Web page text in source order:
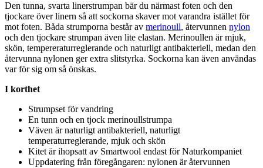
Den tunna, svarta linerstrumpan bär du närmast foten och den
tjockare över linern så att sockorna skaver mot varandra istället för
mot foten. Båda strumporna består av merinoull, återvunnen nylon
och den tjockare strumpan även lite elastan. Merinoullen är mjuk,
skön, tempereraturreglerande och naturligt antibakteriell, medan den
återvunna nylonen ger extra slitstyrka. Sockorna kan även användas
var för sig om så önskas.
I korthet
Strumpset för vandring
En tunn och en tjock merinoullstrumpa
Väven är naturligt antibakteriell, naturligt
temperaturreglerande, mjuk och skön
Kitet är ihopsatt av Smartwool endast för Naturkompaniet
Uppdatering från föregångaren: nylonen är återvunnen